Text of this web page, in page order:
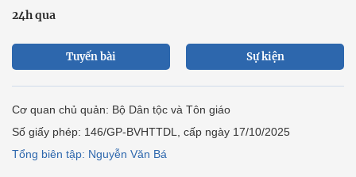
24h qua
Tuyến bài Sự kiện
Cơ quan chủ quản: Bộ Dân tộc và Tôn giáo
Số giấy phép: 146/GP-BVHTTDL, cấp ngày 17/10/2025
Tổng biên tập: Nguyễn Văn Bá